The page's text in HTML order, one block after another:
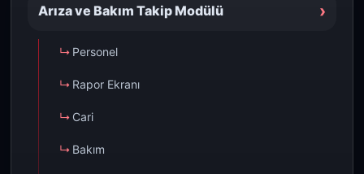
Arıza ve Bakım Takip Modülü ›
Personel
Rapor Ekranı
Cari
Bakım